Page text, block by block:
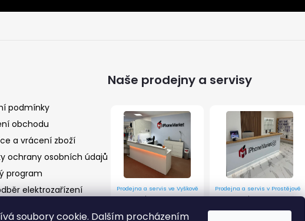
soubory cookie. Dalším procházením
podmínky
obchodu
a vrácení zboží
ochrany osobních údajů
program
elektrozařízení
Naše prodejny a servisy
Prodejna a servis ve Vyškově
Husova 9/10, Vyškov 682 01
Prodejna a servis v Prostějově
Prostějov 9/12, 796 01 Prostějov